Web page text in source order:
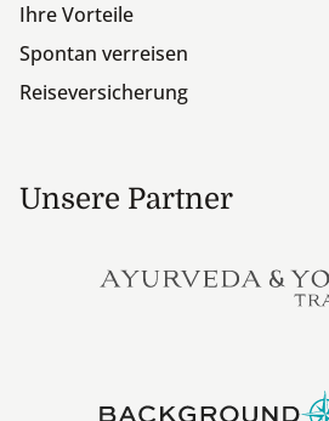
Ihre Vorteile
Spontan verreisen
Reiseversicherung
Unsere Partner